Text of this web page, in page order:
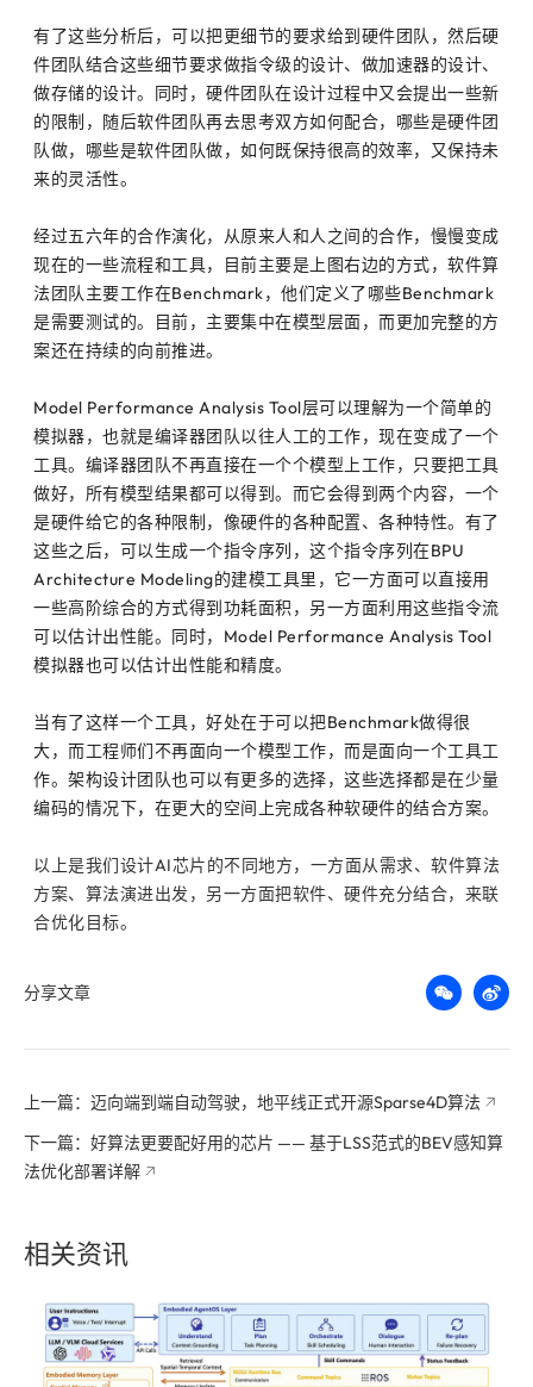
有了这些分析后，可以把更细节的要求给到硬件团队，然后硬
件团队结合这些细节要求做指令级的设计、做加速器的设计、
做存储的设计。同时，硬件团队在设计过程中又会提出一些新
的限制，随后软件团队再去思考双方如何配合，哪些是硬件团
队做，哪些是软件团队做，如何既保持很高的效率，又保持未
来的灵活性。
经过五六年的合作演化，从原来人和人之间的合作，慢慢变成
现在的一些流程和工具，目前主要是上图右边的方式，软件算
法团队主要工作在Benchmark，他们定义了哪些Benchmark
是需要测试的。目前，主要集中在模型层面，而更加完整的方
案还在持续的向前推进。
Model Performance Analysis Tool层可以理解为一个简单的
模拟器，也就是编译器团队以往人工的工作，现在变成了一个
工具。编译器团队不再直接在一个个模型上工作，只要把工具
做好，所有模型结果都可以得到。而它会得到两个内容，一个
是硬件给它的各种限制，像硬件的各种配置、各种特性。有了
这些之后，可以生成一个指令序列，这个指令序列在BPU
Architecture Modeling的建模工具里，它一方面可以直接用
一些高阶综合的方式得到功耗面积，另一方面利用这些指令流
可以估计出性能。同时，Model Performance Analysis Tool
模拟器也可以估计出性能和精度。
当有了这样一个工具，好处在于可以把Benchmark做得很
大，而工程师们不再面向一个模型工作，而是面向一个工具工
作。架构设计团队也可以有更多的选择，这些选择都是在少量
编码的情况下，在更大的空间上完成各种软硬件的结合方案。
以上是我们设计AI芯片的不同地方，一方面从需求、软件算法
方案、算法演进出发，另一方面把软件、硬件充分结合，来联
合优化目标。
分享文章
上一篇：迈向端到端自动驾驶，地平线正式开源Sparse4D算法
下一篇：好算法更要配好用的芯片 —— 基于LSS范式的BEV感知算
法优化部署详解
相关资讯